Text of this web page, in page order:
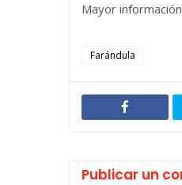
Mayor
Farándula
Publicar un